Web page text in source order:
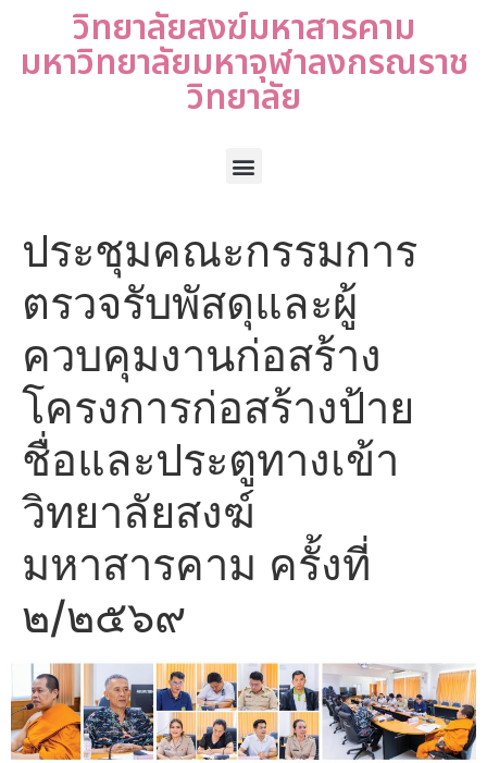
วิทยาลัยสงฆ์มหาสารคาม
มหาวิทยาลัยมหาจุฬาลงกรณราช
วิทยาลัย
ประชุมคณะกรรมการ
ตรวจรับพัสดุและผู้
ควบคุมงานก่อสร้าง
โครงการก่อสร้างป้าย
ชื่อและประตูทางเข้า
วิทยาลัยสงฆ์
มหาสารคาม ครั้งที่
๒/๒๕๖๙